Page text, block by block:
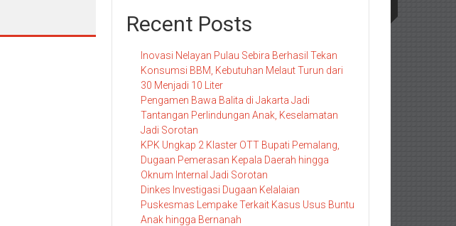
Recent Posts
Inovasi Nelayan Pulau Sebira Berhasil Tekan
Konsumsi BBM, Kebutuhan Melaut Turun dari
30 Menjadi 10 Liter
Pengamen Bawa Balita di Jakarta Jadi
Tantangan Perlindungan Anak, Keselamatan
Jadi Sorotan
KPK Ungkap 2 Klaster OTT Bupati Pemalang,
Dugaan Pemerasan Kepala Daerah hingga
Oknum Internal Jadi Sorotan
Dinkes Investigasi Dugaan Kelalaian
Puskesmas Lempake Terkait Kasus Usus Buntu
Anak hingga Bernanah